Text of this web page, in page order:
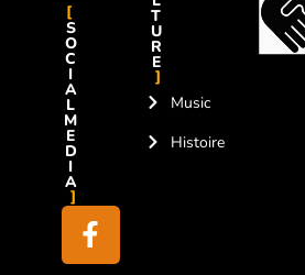
S
O
C
I
A
L
M
E
D
I
A
T
U
R
E
Music
Histoire